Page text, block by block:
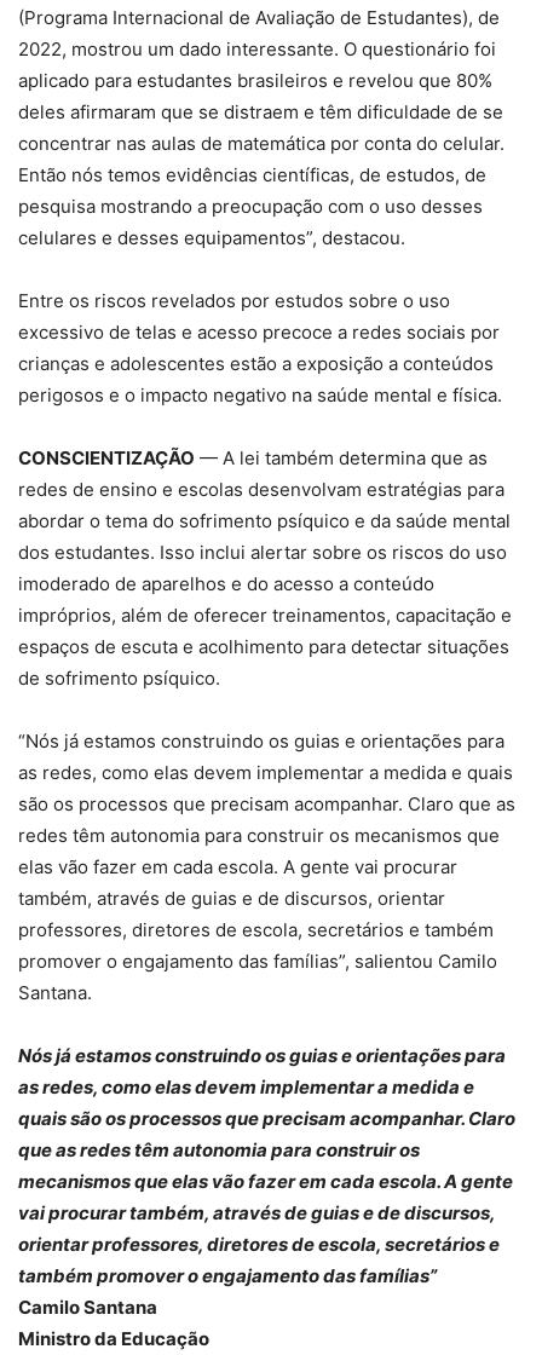
(Programa Internacional de Avaliação de Estudantes), de
2022, mostrou um dado interessante. O questionário foi
aplicado para estudantes brasileiros e revelou que 80%
deles afirmaram que se distraem e têm dificuldade de se
concentrar nas aulas de matemática por conta do celular.
Então nós temos evidências científicas, de estudos, de
pesquisa mostrando a preocupação com o uso desses
celulares e desses equipamentos”, destacou.
Entre os riscos revelados por estudos sobre o uso
excessivo de telas e acesso precoce a redes sociais por
crianças e adolescentes estão a exposição a conteúdos
perigosos e o impacto negativo na saúde mental e física.
CONSCIENTIZAÇÃO — A lei também determina que as
redes de ensino e escolas desenvolvam estratégias para
abordar o tema do sofrimento psíquico e da saúde mental
dos estudantes. Isso inclui alertar sobre os riscos do uso
imoderado de aparelhos e do acesso a conteúdo
impróprios, além de oferecer treinamentos, capacitação e
espaços de escuta e acolhimento para detectar situações
de sofrimento psíquico.
“Nós já estamos construindo os guias e orientações para
as redes, como elas devem implementar a medida e quais
são os processos que precisam acompanhar. Claro que as
redes têm autonomia para construir os mecanismos que
elas vão fazer em cada escola. A gente vai procurar
também, através de guias e de discursos, orientar
professores, diretores de escola, secretários e também
promover o engajamento das famílias”, salientou Camilo
Santana.
Nós já estamos construindo os guias e orientações para
as redes, como elas devem implementar a medida e
quais são os processos que precisam acompanhar. Claro
que as redes têm autonomia para construir os
mecanismos que elas vão fazer em cada escola. A gente
vai procurar também, através de guias e de discursos,
orientar professores, diretores de escola, secretários e
também promover o engajamento das famílias”
Camilo Santana
Ministro da Educação